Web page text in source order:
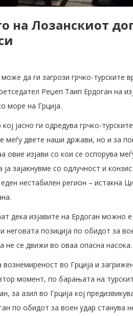
на Лозанскиот
да ги загрози грчко-турските
Реџеп Таип Ердоган на
море на Грција.
јасно ги одредува грчко-
меѓу двете наши држави, но и за
овие изјави со кои се оспорува
зајакнувме со одлучност и
нестабилен регион – истакна
дека изјавите на Ердоган можно
неговата позиција по обидот за
не се движи во оваа опасна насока.
во Грција и
момент, по барањата на
за азил во Грција кој
по обидот за воен удар станува